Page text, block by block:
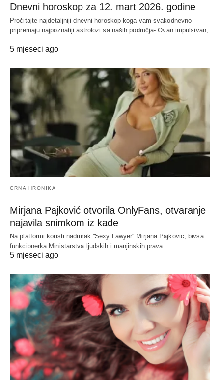
Dnevni horoskop za 12. mart 2026. godine
Pročitajte najdetaljniji dnevni horoskop koga vam svakodnevno
pripremaju najpoznatiji astrolozi sa naših područja- Ovan impulsivan,
5 mjeseci ago
CRNA HRONIKA
Mirjana Pajković otvorila OnlyFans, otvaranje
najavila snimkom iz kade
Na platformi koristi nadimak “Sexy Lawyer” Mirjana Pajković, bivša
funkcionerka Ministarstva ljudskih i manjinskih prava…
5 mjeseci ago